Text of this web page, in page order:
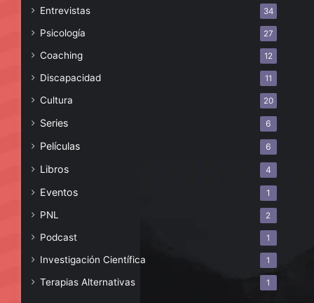
Entrevistas 34
Psicología 27
Coaching 12
Discapacidad 11
Cultura 20
Series 6
Películas 6
Libros 4
Eventos 1
PNL 2
Podcast 1
Investigación Científica 1
Terapias Alternativas 1